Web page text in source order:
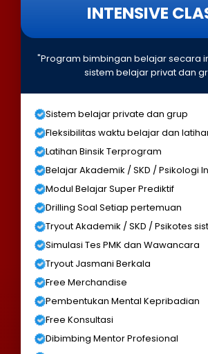
INTENSIVE
"Program bimbingan belajar secara
sistem belajar privat dan
Sistem belajar private dan grup
Fleksibilitas waktu belajar dan
Latihan Binsik Terprogram
Belajar Akademik / SKD / Psikologi
Modul Belajar Super Prediktif
Drilling Soal Setiap pertemuan
Tryout Akademik / SKD / Psikotes
Simulasi Tes PMK dan Wawancara
Tryout Jasmani Berkala
Free Merchandise
Pembentukan Mental Kepribadian
Free Konsultasi
Dibimbing Mentor Profesional